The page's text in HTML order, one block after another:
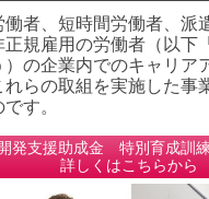
働者、短時間労働者、派
正規雇用の労働者（以下
）の企業内でのキャリア
れらの取組を実施した事
す。
発支援助成金 特別育成訓
詳しくはこちらから